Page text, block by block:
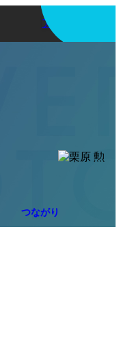
アプリを使う
つながり